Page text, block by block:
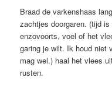
Braad de varkenshaas
zachtjes doorgaren. (tijd
enzovoorts, voel of het
garing je wilt. Ik houd niet
mag wel.) haal het vlees
rusten.